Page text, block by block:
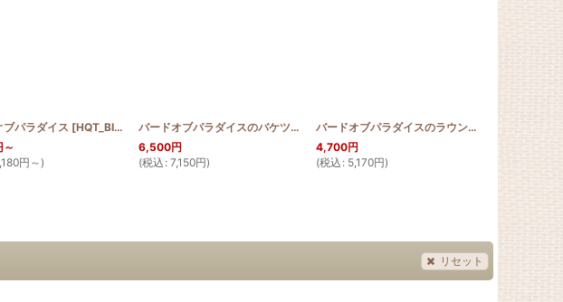
[PATTERN_T150_200_BIRD]
ブパラダイス [HQT_BIRD
～
円 ～)
バードオブパラダイスのバケツトート [HQB_BTOTE_BIRD]
6,500円
(税込 : 7,150円)
バードオブパラダイスのラウンドバッグミニ
4,700円
(税込 : 5,170円)
リセット